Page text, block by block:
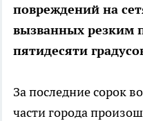
повреждений на
вызванных резким
пятидесяти
За последние сорок
части города